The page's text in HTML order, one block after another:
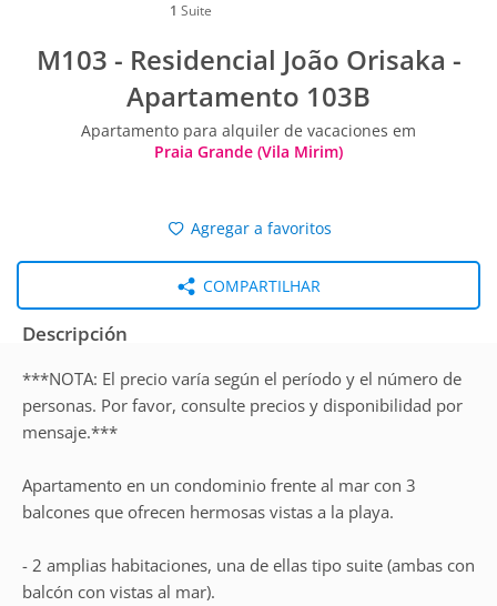
1 Suite
M103 - Residencial João Orisaka -
Apartamento 103B
Apartamento para alquiler de vacaciones em
Praia Grande (Vila Mirim)
Agregar a favoritos
COMPARTILHAR
Descripción
***NOTA: El precio varía según el período y el número de
personas. Por favor, consulte precios y disponibilidad por
mensaje.***
Apartamento en un condominio frente al mar con 3
balcones que ofrecen hermosas vistas a la playa.
- 2 amplias habitaciones, una de ellas tipo suite (ambas con
balcón con vistas al mar).